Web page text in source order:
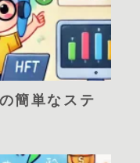
簡単なステ